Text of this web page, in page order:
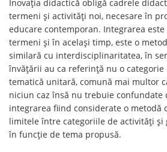
Inovația didactică obligă cadrele
termeni și activități noi, necesare în
educare contemporan. Integrarea
termeni și în același timp, este o
similară cu interdisciplinaritatea, în
învățării au ca referință nu o
tematică unitară, comună mai multor
niciun caz însă nu trebuie confundate
integrarea fiind considerate o metodă
limitele între categoriile de activități și
în funcție de tema propusă.